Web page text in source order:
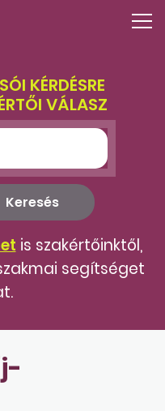
KÉRDÉSRE
VÁLASZ
is szakértőinktől,
segítséget